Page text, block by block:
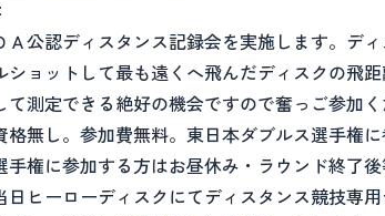
Ａ公認ディスタンス記録会を実施します。デ
ショットして最も遠くへ飛んだディスクの飛
て測定できる絶好の機会ですので奮っご参加く
格無し。参加費無料。東日本ダブルス選手権
手権に参加する方はお昼休み・ラウンド終了後
日ヒーローディスクにてディスタンス競技専